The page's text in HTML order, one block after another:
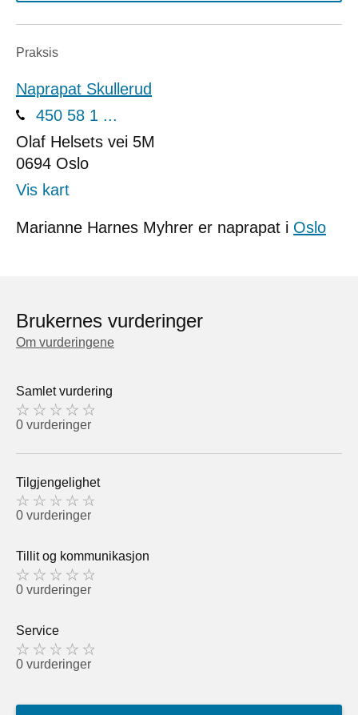
Praksis
Naprapat Skullerud
450 58 1 ...
Olaf Helsets vei 5M
0694 Oslo
Vis kart
Marianne Harnes Myhrer er naprapat i Oslo
Brukernes vurderinger
Om vurderingene
Samlet vurdering
0 vurderinger
Tilgjengelighet
0 vurderinger
Tillit og kommunikasjon
0 vurderinger
Service
0 vurderinger